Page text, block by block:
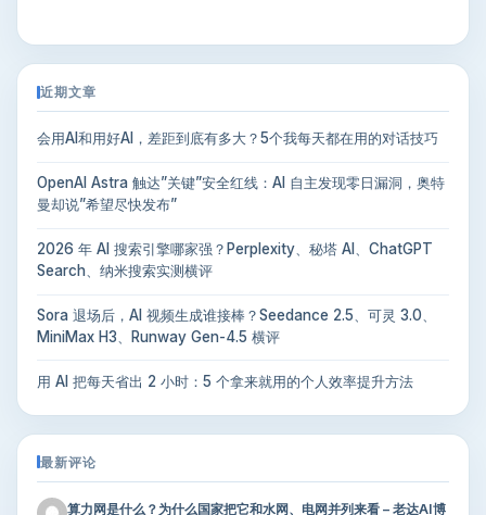
近期文章
会用AI和用好AI，差距到底有多大？5个我每天都在用的对话技巧
OpenAI Astra 触达”关键”安全红线：AI 自主发现零日漏洞，奥特
曼却说”希望尽快发布”
2026 年 AI 搜索引擎哪家强？Perplexity、秘塔 AI、ChatGPT
Search、纳米搜索实测横评
Sora 退场后，AI 视频生成谁接棒？Seedance 2.5、可灵 3.0、
MiniMax H3、Runway Gen-4.5 横评
用 AI 把每天省出 2 小时：5 个拿来就用的个人效率提升方法
最新评论
算力网是什么？为什么国家把它和水网、电网并列来看 – 老达AI博